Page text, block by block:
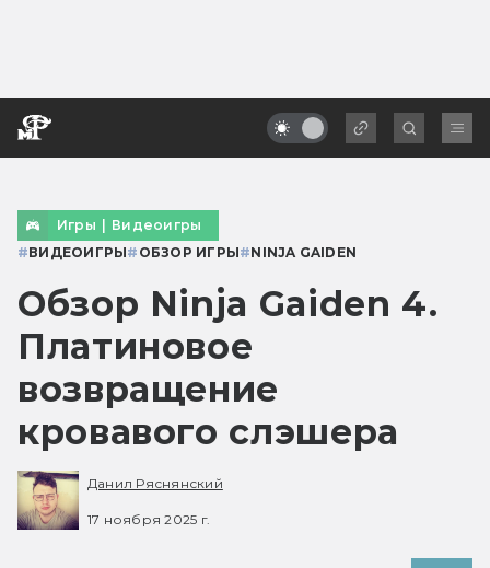
Игры | Видеоигры
#ВИДЕОИГРЫ# ОБЗОР ИГРЫ#NINJA GAIDEN
Обзор Ninja Gaiden 4.
Платиновое
возвращение
кровавого слэшера
Данил Ряснянский
17 ноября 2025 г.